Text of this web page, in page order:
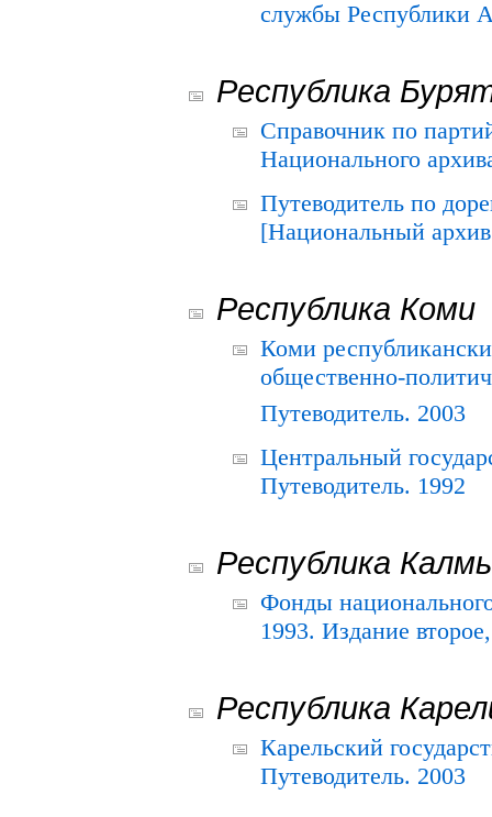
службы Республики
Республика
Справочник по
Национального
Путеводитель по
[Национальный
Республика Коми
Коми
общественно-
Путеводитель. 2003
Центральный
Путеводитель. 1992
Республика
Фонды
1993. Издание
Республика
Карельский
Путеводитель. 2003